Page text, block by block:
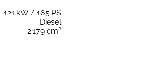
121 kW / 165 PS
Diesel
2.179 cm³